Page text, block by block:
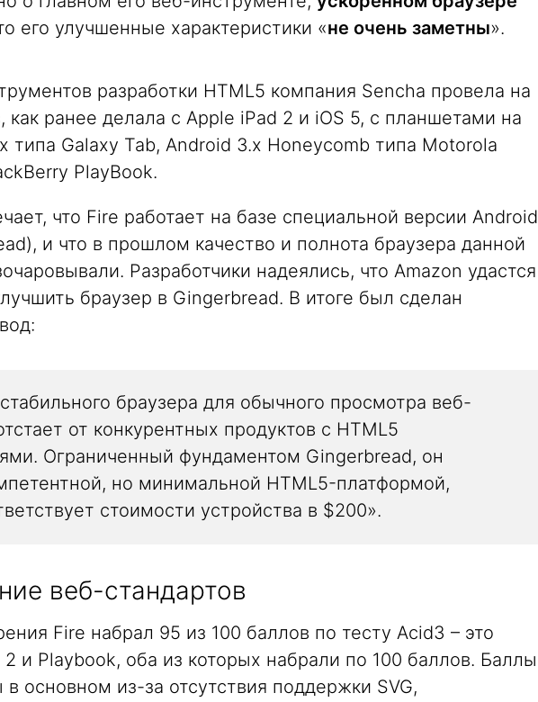
его улучшенные характеристики «не очень заметны».
разработки HTML5 компания Sencha провела на
как ранее делала с Apple iPad 2 и iOS 5, с планшетами на
типа Galaxy Tab, Android 3.x Honeycomb типа Motorola
PlayBook.
что Fire работает на базе специальной версии Android
и что в прошлом качество и полнота браузера данной
Разработчики надеялись, что Amazon удастся
браузер в Gingerbread. В итоге был сделан
браузера для обычного просмотра веб-
от конкурентных продуктов с HTML5
Ограниченный фундаментом Gingerbread, он
но минимальной HTML5-платформой,
стоимости устройства в $200».
веб-стандартов
Fire набрал 95 из 100 баллов по тесту Acid3 – это
и Playbook, оба из которых набрали по 100 баллов. Баллы
основном из-за отсутствия поддержки SVG,